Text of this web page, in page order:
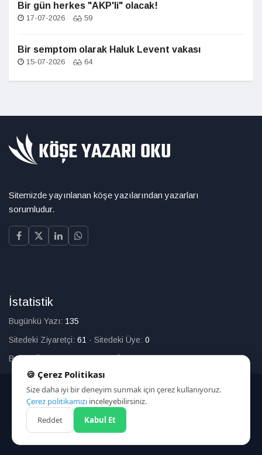
Bir gün herkes "AKP'li" olacak!
17-07-2026 59
Bir semptom olarak Haluk Levent vakası
15-07-2026 64
Sitemizde yayınlanan köşe yazılarından yazarları
sorumludur.
İstatistik
Bugünkü Yazı: 135
Sitedeki Ziyaretçi: 61 · Sitedeki Üye: 0
Bugün Üye Olan:0·Toplam Üye:226
© 2025
HAKKIMIZDA
ÇEREZ POLİTİKASI
🍪 Çerez Politikası
Size daha iyi bir deneyim sunmak için çerez kullanıyoruz.
Çerez politikamızı inceleyebilirsiniz.
Reddet
Kabul Et